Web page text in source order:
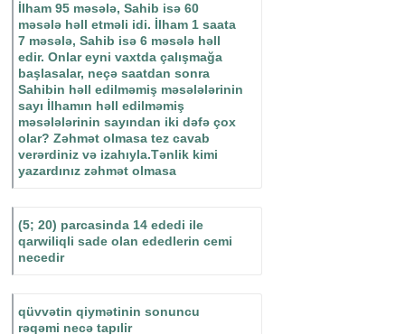
İlham 95 məsələ, Sahib isə 60
məsələ həll etməli idi. İlham 1 saata
7 məsələ, Sahib isə 6 məsələ həll
edir. Onlar eyni vaxtda çalışmağa
başlasalar, neçə saatdan sonra
Sahibin həll edilməmiş məsələlərinin
sayı İlhamın həll edilməmiş
məsələlərinin sayından iki dəfə çox
olar? Zəhmət olmasa tez cavab
verərdiniz və izahıyla.Tənlik kimi
yazardınız zəhmət olmasa
(5; 20) parcasinda 14 ededi ile
qarwiliqli sade olan ededlerin cemi
necedir
qüvvətin qiymətinin sonuncu
rəqəmi necə tapılir